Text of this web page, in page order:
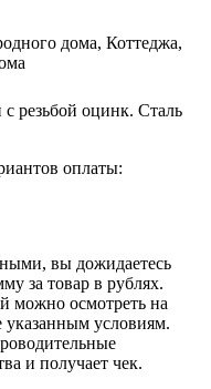
дома, Коттеджа,
резьбой оцинк. Cталь
оплаты:
вы дожидаетесь
за товар в рублях.
можно осмотреть на
указанным условиям.
и получает чек.